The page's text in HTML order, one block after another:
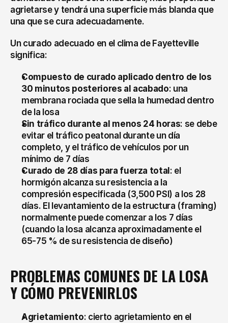
agrietarse y tendrá una superficie más blanda que
una que se cura adecuadamente.
Un curado adecuado en el clima de Fayetteville
significa:
Compuesto de curado aplicado dentro de los
30 minutos posteriores al acabado: una
membrana rociada que sella la humedad dentro
de la losa
Sin tráfico durante al menos 24 horas: se debe
evitar el tráfico peatonal durante un día
completo, y el tráfico de vehículos por un
mínimo de 7 días
Curado de 28 días para fuerza total : el
hormigón alcanza su resistencia a la
compresión especificada (3,500 PSI) a los 28
días. El levantamiento de la estructura (framing)
normalmente puede comenzar a los 7 días
(cuando la losa alcanza aproximadamente el
65-75 % de su resistencia de diseño)
PROBLEMAS COMUNES DE LA LOSA
Y CÓMO PREVENIRLOS
Agrietamiento: cierto agrietamiento en el